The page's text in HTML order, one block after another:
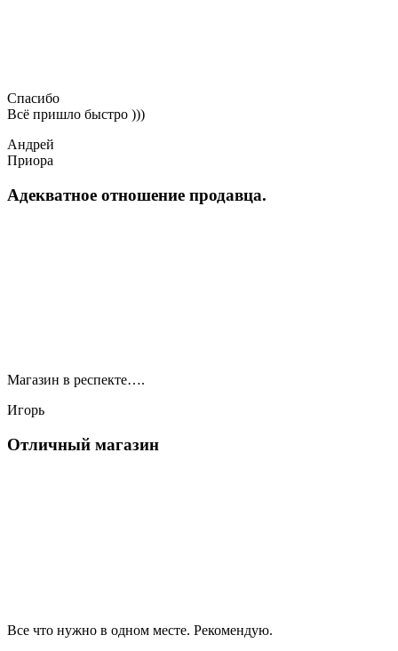
Спасибо
Всё пришло быстро )))
Андрей
Приора
Адекватное отношение продавца.
Магазин в респекте….
Игорь
Отличный магазин
Все что нужно в одном месте. Рекомендую.